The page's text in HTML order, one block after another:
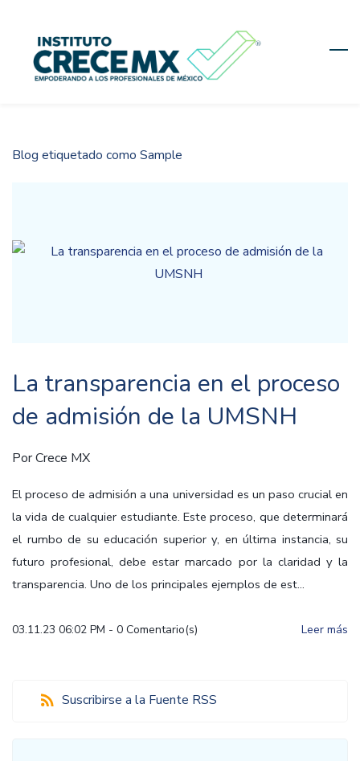
content
Blog etiquetado como Sample
La transparencia en el proceso
de admisión de la UMSNH
PorCrece MX
El proceso de admisión a una universidad es un paso crucial en
la vida de cualquier estudiante. Este proceso, que determinará
el rumbo de su educación superior y, en última instancia, su
futuro profesional, debe estar marcado por la claridad y la
transparencia. Uno de los principales ejemplos de est...
03.11.23 06:02 PM - 0 Comentario(s) Leer más
Suscribirse a la Fuente RSS